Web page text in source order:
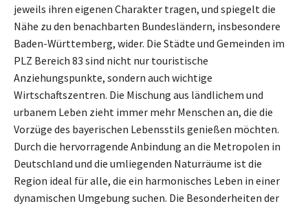
jeweils ihren eigenen Charakter tragen, und spiegelt die
Nähe zu den benachbarten Bundesländern, insbesondere
Baden-Württemberg, wider. Die Städte und Gemeinden im
PLZ Bereich 83 sind nicht nur touristische
Anziehungspunkte, sondern auch wichtige
Wirtschaftszentren. Die Mischung aus ländlichem und
urbanem Leben zieht immer mehr Menschen an, die die
Vorzüge des bayerischen Lebensstils genießen möchten.
Durch die hervorragende Anbindung an die Metropolen in
Deutschland und die umliegenden Naturräume ist die
Region ideal für alle, die ein harmonisches Leben in einer
dynamischen Umgebung suchen. Die Besonderheiten der